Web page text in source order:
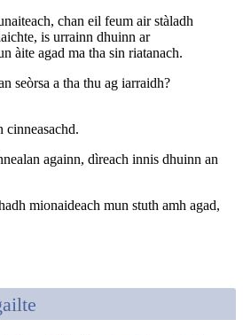
chan eil feum air stàladh
is urrainn dhuinn ar
àite agad ma tha sin riatanach.
seòrsa a tha thu ag iarraidh?
cinneasachd.
againn, dìreach innis dhuinn an
mionaideach mun stuth amh agad,